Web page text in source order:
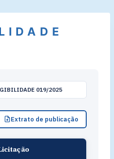
019/2025
Extrato de publicação